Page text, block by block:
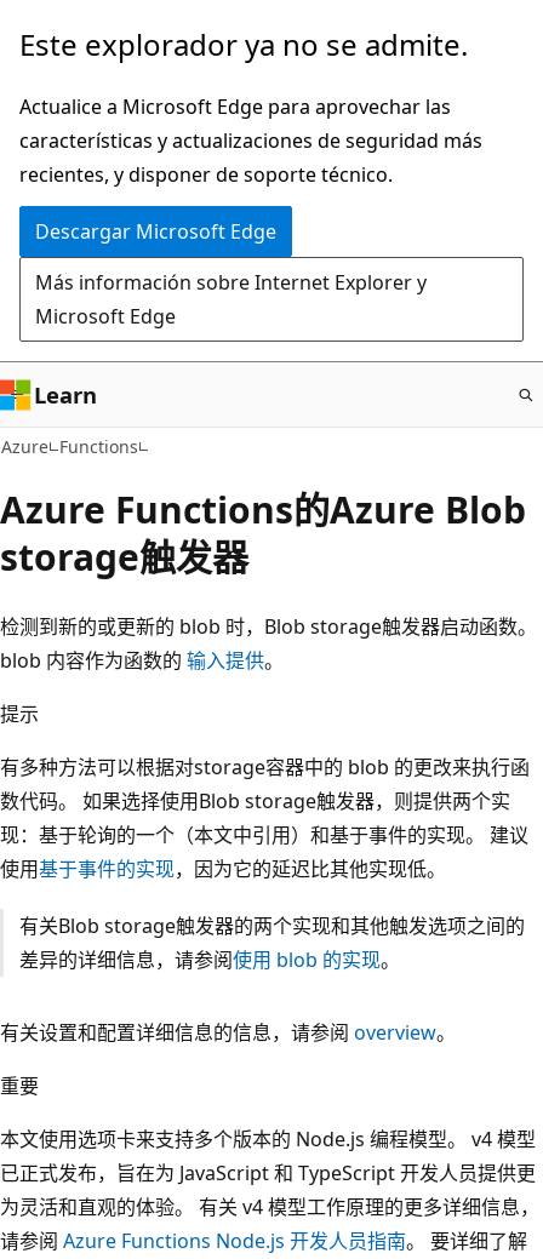
Ir
contenido
principal
Este explorador ya no se admite.
Actualice a Microsoft Edge para aprovechar las
características y actualizaciones de seguridad más
recientes, y disponer de soporte técnico.
Descargar Microsoft Edge
Más información sobre Internet Explorer y
Microsoft Edge
Learn
Azure Functions
Azure Functions的Azure Blob
storage触发器
检测到新的或更新的 blob 时，Blob storage触发器启动函数。
blob 内容作为函数的 输入提供。
提示
有多种方法可以根据对storage容器中的 blob 的更改来执行函
数代码。 如果选择使用Blob storage触发器，则提供两个实
现：基于轮询的一个（本文中引用）和基于事件的实现。 建议
使用基于事件的实现，因为它的延迟比其他实现低。
有关Blob storage触发器的两个实现和其他触发选项之间的
差异的详细信息，请参阅使用 blob 的实现。
有关设置和配置详细信息的信息，请参阅 overview。
重要
本文使用选项卡来支持多个版本的 Node.js 编程模型。 v4 模型
已正式发布，旨在为 JavaScript 和 TypeScript 开发人员提供更
为灵活和直观的体验。 有关 v4 模型工作原理的更多详细信息，
请参阅 Azure Functions Node.js 开发人员指南。 要详细了解